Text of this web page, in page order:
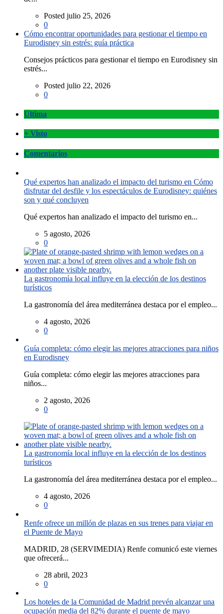
Posted julio 25, 2026
0
Cómo encontrar oportunidades para gestionar el tiempo en
Eurodisney sin estrés: guía práctica
Consejos prácticos para gestionar el tiempo en Eurodisney sin
estrés...
Posted julio 22, 2026
0
Última
+ Visto
Comentarios
Qué expertos han analizado el impacto del turismo en Cómo
disfrutar del desfile y los espectáculos de Eurodisney: quiénes
son y qué concluyen
Qué expertos han analizado el impacto del turismo en...
5 agosto, 2026
0
La gastronomía local influye en la elección de los destinos
turísticos
La gastronomía del área mediterránea destaca por el empleo...
4 agosto, 2026
0
Guía completa: cómo elegir las mejores atracciones para niños
en Eurodisney
Guía completa: cómo elegir las mejores atracciones para
niños...
2 agosto, 2026
0
La gastronomía local influye en la elección de los destinos
turísticos
La gastronomía del área mediterránea destaca por el empleo...
4 agosto, 2026
0
Renfe ofrece un millón de plazas en sus trenes para viajar en
el Puente de Mayo
MADRID, 28 (SERVIMEDIA) Renfe comunicó este viernes
que ofrecerá...
28 abril, 2023
0
Los hoteles de la Comunidad de Madrid prevén alcanzar una
ocupación media del 82% durante el puente de mayo